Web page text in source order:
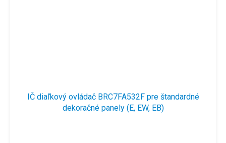
IČ diaľkový ovládač BRC7FA532F pre štandardné
dekoračné panely (E, EW, EB)